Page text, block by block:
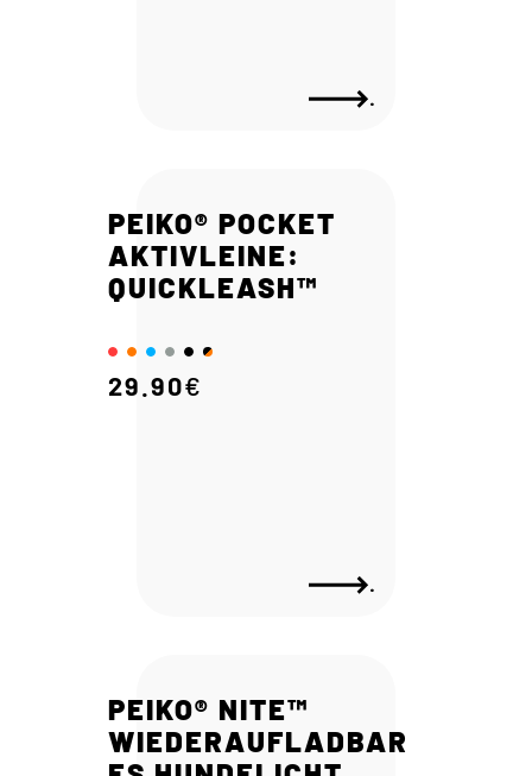
.
PEIKO® POCKET
AKTIVLEINE:
QUICKLEASH™
29.90€
.
PEIKO® NITE™
WIEDERAUFLADBAR